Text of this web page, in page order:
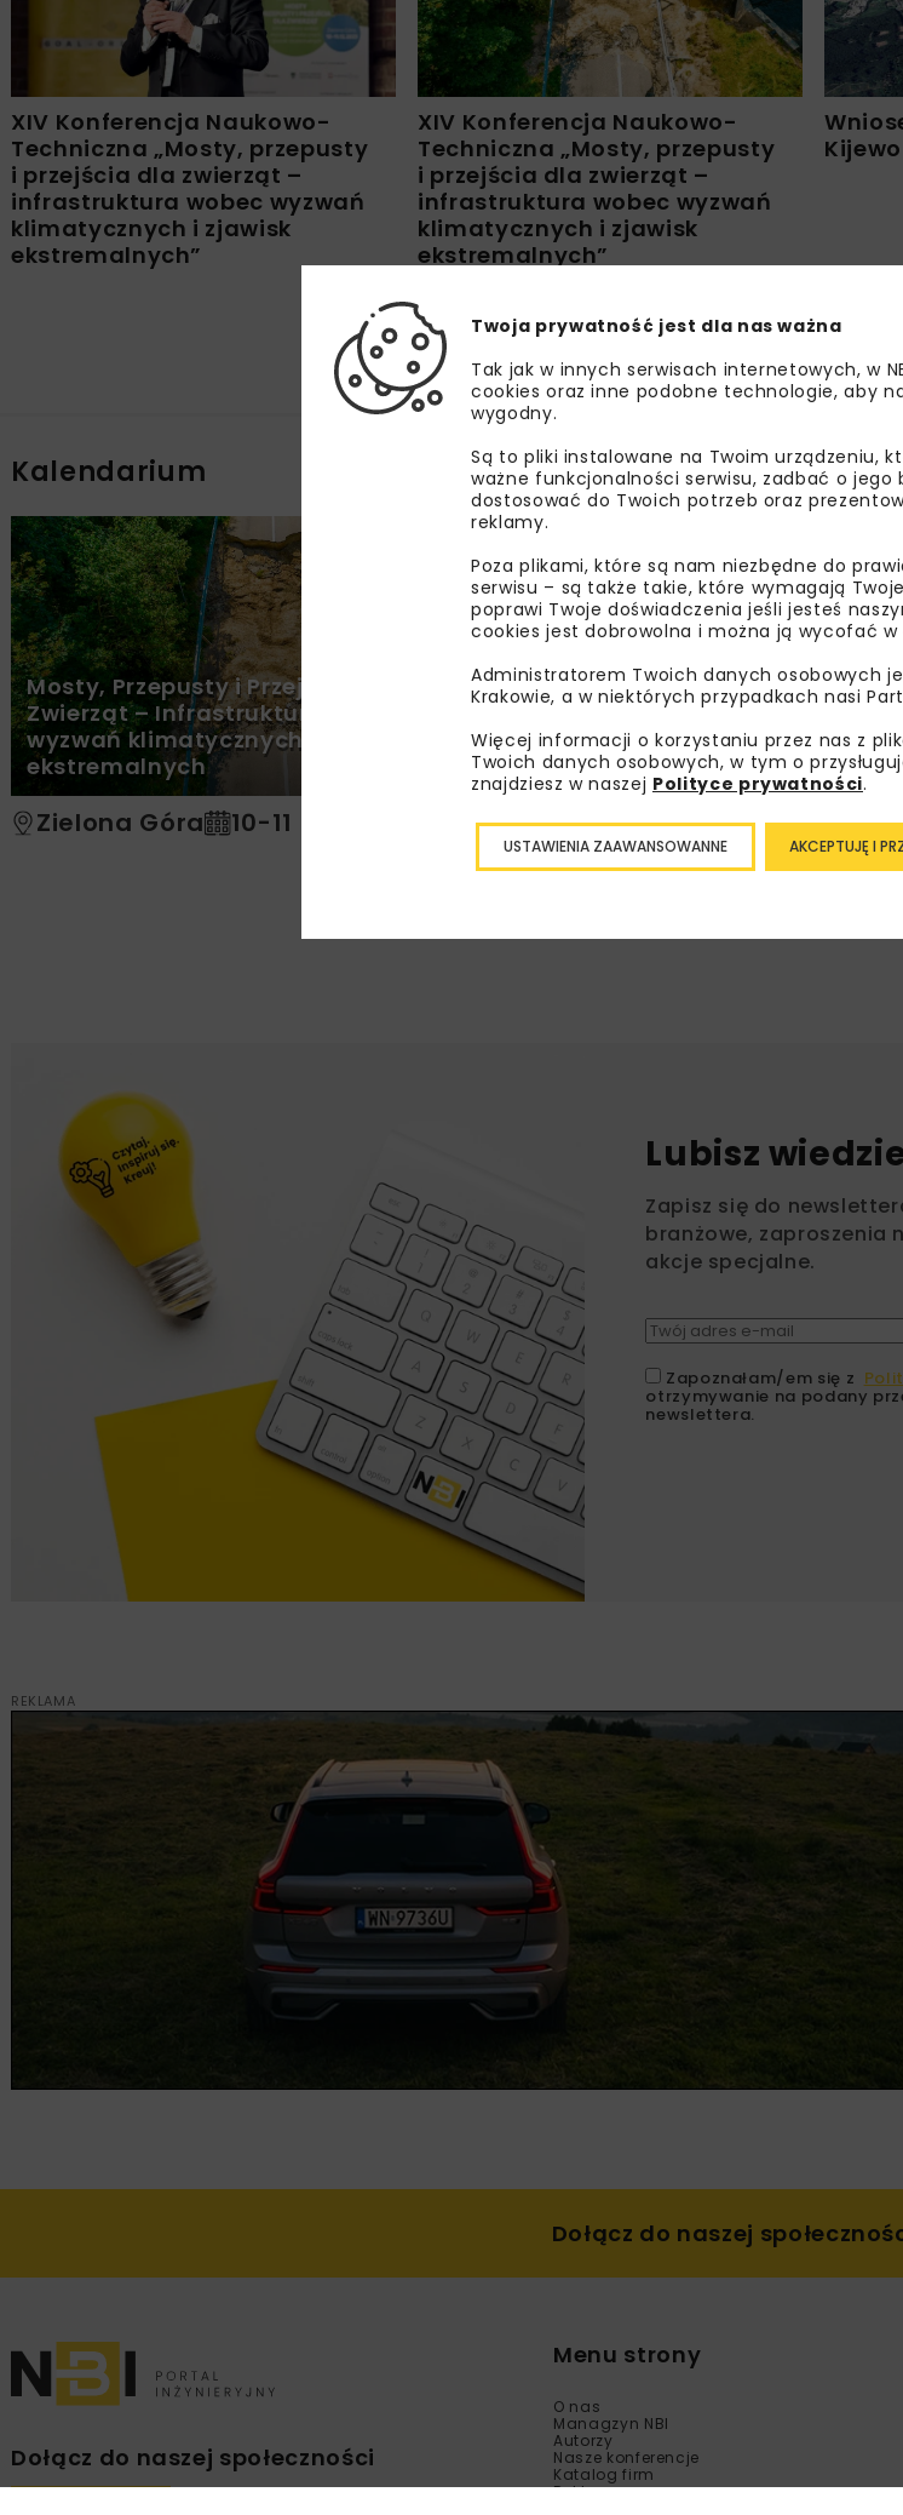
XIV Konferencja Naukowo-
Techniczna „Mosty, przepusty
i przejścia dla zwierząt –
infrastruktura wobec wyzwań
klimatycznych i zjawisk
ekstremalnych”
XIV Konferencja Naukowo-
Techniczna „Mosty, przepusty
i przejścia dla zwierząt –
infrastruktura wobec wyzwań
klimatycznych i zjawisk
ekstremalnych”
Kalendarium
Mosty, Przepusty i Przejścia dla
Zwierząt – Infrastruktura wobec
wyzwań klimatycznych i zjawisk
ekstremalnych
Zielona Góra 10-11 grudnia 2025
Lubisz
Zapisz się do
branżowe, zaproszenia
akcje specjalne.
Zapoznałam/em się z
otrzymywanie na podany
newslettera.
REKLAMA
Dołącz do naszej
Dołącz do naszej społeczności
Menu strony
O nas
Managzyn NBI
Autorzy
Nasze konferencje
Katalog firm
Reklama
Twoja prywatność jest dla nas ważna
Tak jak w innych serwisach internetowych, w
cookies oraz inne podobne technologie, aby
wygodny.
Są to pliki instalowane na Twoim urządzeniu,
ważne funkcjonalności serwisu, zadbać o jego
dostosować do Twoich potrzeb oraz
reklamy.
Poza plikami, które są nam niezbędne do
serwisu – są także takie, które wymagają
poprawi Twoje doświadczenia jeśli jesteś
cookies jest dobrowolna i można ją wycofać
Administratorem Twoich danych osobowych
Krakowie, a w niektórych przypadkach nasi
Więcej informacji o korzystaniu przez nas z
Twoich danych osobowych, w tym o
znajdziesz w naszej Polityce prywatności.
AKCEPTUJĘ I
USTAWIENIA ZAAWANSOWANNE